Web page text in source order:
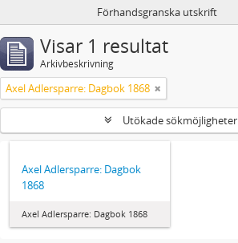
Förhandsgranska utskrift
Visar 1 resultat
Arkivbeskrivning
Axel Adlersparre: Dagbok 1868
Utökade sökmöjligheter
Axel Adlersparre: Dagbok
1868
Axel Adlersparre: Dagbok 1868